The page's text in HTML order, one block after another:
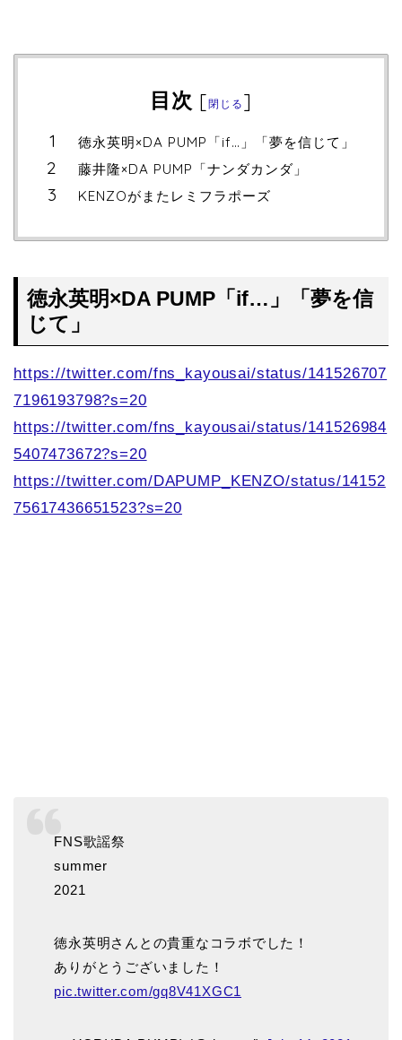
目次 [閉じる ]
徳永英明×DA PUMP「if…」「夢を信じて」
藤井隆×DA PUMP「ナンダカンダ」
KENZOがまたレミフラポーズ
徳永英明×DA PUMP「if…」「夢を信
じて」
https://twitter.com/fns_kayousai/status/141526707
7196193798?s=20
https://twitter.com/fns_kayousai/status/141526984
5407473672?s=20
https://twitter.com/DAPUMP_KENZO/status/14152
75617436651523?s=20
FNS歌謡祭
summer
2021
徳永英明さんとの貴重なコラボでした！
ありがとうございました！
pic.twitter.com/gq8V41XGC1